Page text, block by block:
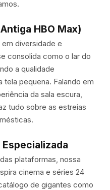
HBO Max)
diversidade e
consolida como o lar do
a qualidade
tela pequena. Falando em
da sala escura,
tudo sobre as estreias
Especializada
plataformas, nossa
cinema e séries 24
de gigantes como